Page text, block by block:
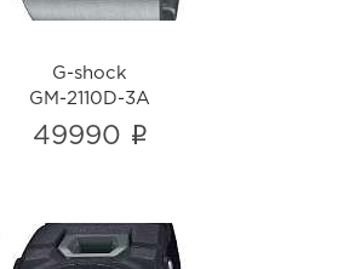
G-shock
GM-2110D-3A
49990 i